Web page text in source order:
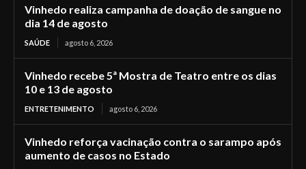
Vinhedo realiza campanha de doação de sangue no
dia 14 de agosto
SAÚDE agosto 6, 2026
Vinhedo recebe 5ª Mostra de Teatro entre os dias
10 e 13 de agosto
ENTRETENIMENTO agosto 6, 2026
Vinhedo reforça vacinação contra o sarampo após
aumento de casos no Estado